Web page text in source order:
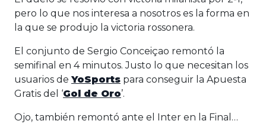
pero lo que nos interesa a nosotros es la forma en
la que se produjo la victoria rossonera.
El conjunto de Sergio Conceiçao remontó la
semifinal en 4 minutos. Justo lo que necesitan los
usuarios de YoSports para conseguir la Apuesta
Gratis del ‘Gol de Oro’.
Ojo, también remontó ante el Inter en la Final…